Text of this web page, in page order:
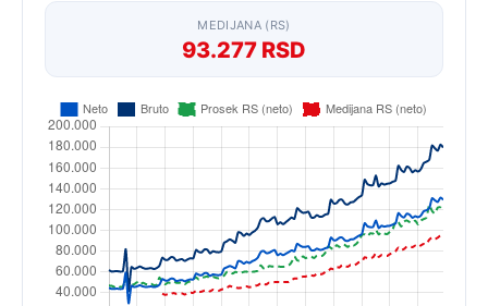
MEDIJANA (RS)
93.277 RSD